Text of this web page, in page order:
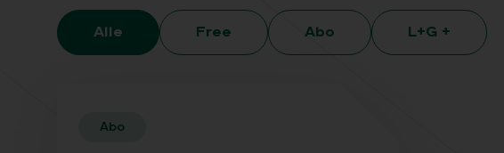
Alle Free Abo L+G +
Abo